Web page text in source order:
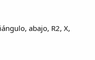
abajo, R2, X,